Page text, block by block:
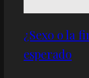
¿Sexo o la
esperado